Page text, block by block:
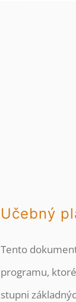
Učebný
Tento
programu,
stupni